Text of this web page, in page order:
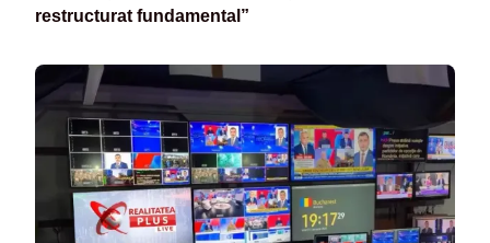
restructurat fundamental”